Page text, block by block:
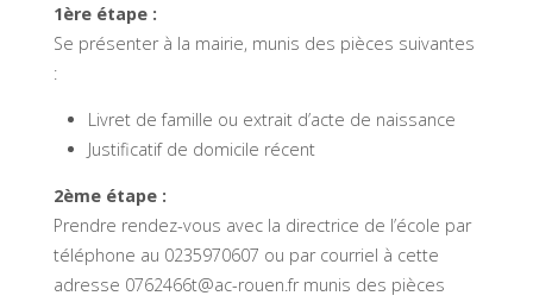
1ère étape :
Se présenter à la mairie, munis des pièces suivantes
:
Livret de famille ou extrait d’acte de naissance
Justificatif de domicile récent
2ème étape :
Prendre rendez-vous avec la directrice de l’école par
téléphone au 0235970607 ou par courriel à cette
adresse 0762466t@ac-rouen.fr munis des pièces